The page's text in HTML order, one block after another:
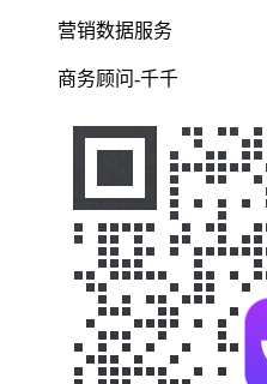
营销数据服务
商务顾问-千千